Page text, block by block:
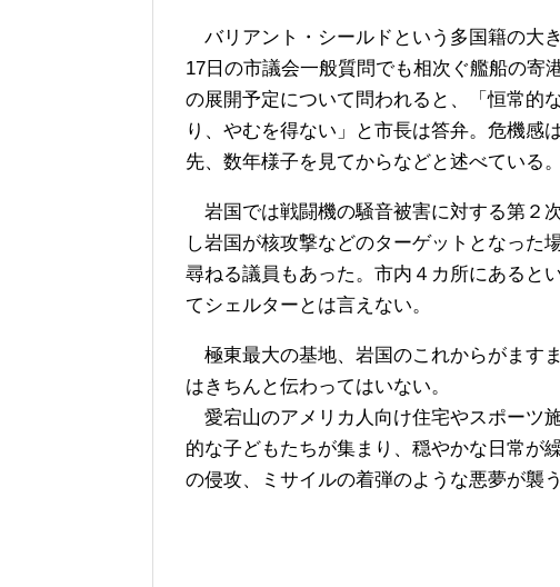
バリアント・シールドという多国籍の大
17日の市議会一般質問でも相次ぐ艦船の寄
の展開予定について問われると、「恒常的
り、やむを得ない」と市長は答弁。危機感
先、数年様子を見てからなどと述べている。
岩国では戦闘機の騒音被害に対する第２
し岩国が核攻撃などのターゲットとなった
尋ねる議員もあった。市内４カ所にあると
てシェルターとは言えない。
極東最大の基地、岩国のこれからがます
はきちんと伝わってはいない。
愛宕山のアメリカ人向け住宅やスポーツ
的な子どもたちが集まり、穏やかな日常が
の侵攻、ミサイルの着弾のような悪夢が襲